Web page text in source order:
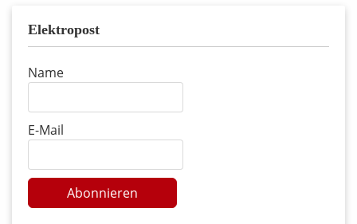
Elektropost
Name
E-Mail
Abonnieren